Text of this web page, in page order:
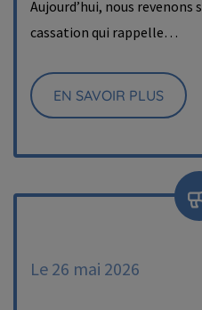
Aujourd’hui, nous revenons
cassation qui rappelle…
EN SAVOIR PLUS
Le 26 mai 2026